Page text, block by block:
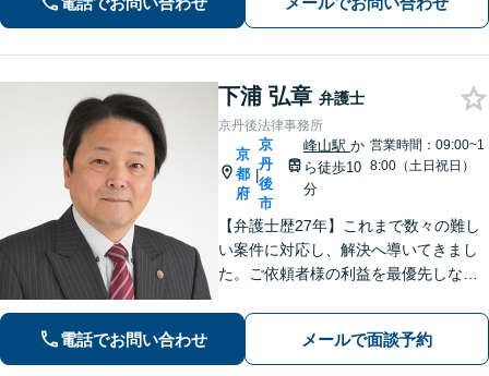
下浦 弘章 弁護士
京丹後法律事務所
京
都
府
|
京
丹
後
市
峰山駅 か
ら徒歩10
分
営業時間：09:00~1
8:00（土日祝日）
【弁護士歴27年】これまで数々の難し
い案件に対応し、解決へ導いてきまし
た。ご依頼者様の利益を最優先しなが
う、柔軟かつ粘り強い姿勢で問題解決
に取り組みます。【峰山駅から徒歩圏
内】【兵庫県北部エリアも対応】
電話でお問い合わせ メールで面談予約